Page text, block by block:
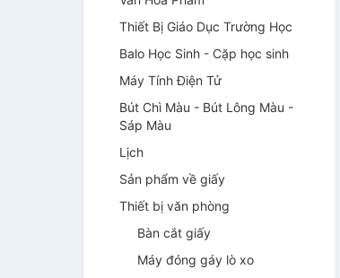
Thiết Bị Giáo Dục Trường Học
Balo Học Sinh - Cặp học sinh
Máy Tính Điện Tử
Bút Chì Màu - Bút Lông Màu -
Sáp Màu
Lịch
Sản phẩm về giấy
Thiết bị văn phòng
Bàn cắt giấy
Máy đóng gáy lò xo